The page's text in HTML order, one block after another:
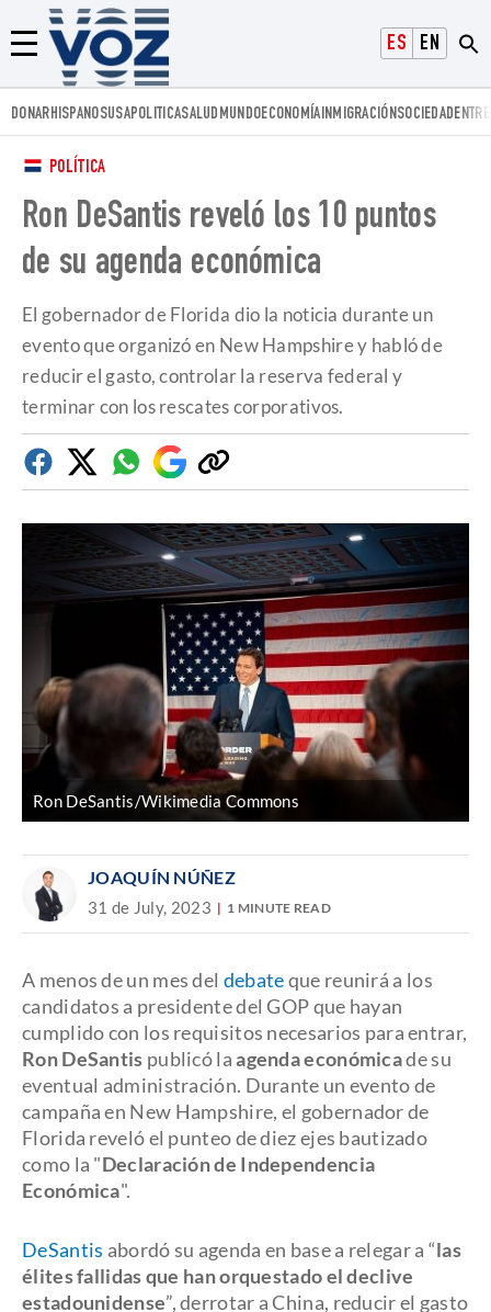
ESPAÑOLENGLISH
Menú
Voz.us
DONARHISPANOSUSAPOLITICASALUD MUNDOECONOMÍAINMIGRACIÓNSOCIEDAD
POLÍTICA
Ron DeSantis reveló los 10 puntos
de su agenda económica
El gobernador de Florida dio la noticia durante un
evento que organizó en New Hampshire y habló de
reducir el gasto, controlar la reserva federal y
terminar con los rescates corporativos.
FacebookTwitterWhatsapp
Google
Discover
Copiar
enlace
Ron DeSantis/Wikimedia Commons
JOAQUÍN NÚÑEZ
31 de July, 2023 1 MINUTE READ
A menos de un mes del debateque reunirá a los
candidatos a presidente del GOP que hayan
cumplido con los requisitos necesarios para entrar,
Ron DeSantis publicó laagenda económicade su
eventual administración. Durante un evento de
campaña en New Hampshire, el gobernador de
Florida reveló el punteo de diez ejes bautizado
como la "Declaración de Independencia
Económica".
DeSantis abordó su agenda en base a relegar a “las
élites fallidas que han orquestado el declive
estadounidense”, derrotar a China, reducir el gasto